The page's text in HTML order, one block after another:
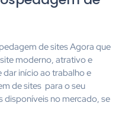
de sites Agora que
moderno, atrativo e
dar início ao trabalho e
de sites para o seu
disponíveis no mercado, se